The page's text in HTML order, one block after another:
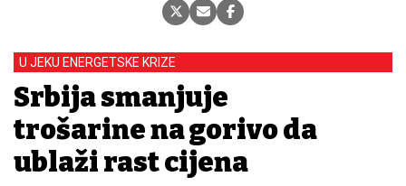
U JEKU ENERGETSKE KRIZE
Srbija smanjuje
trošarine na gorivo da
ublaži rast cijena